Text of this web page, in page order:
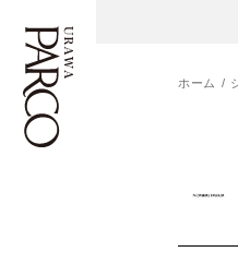
施設案内・ア
ホーム